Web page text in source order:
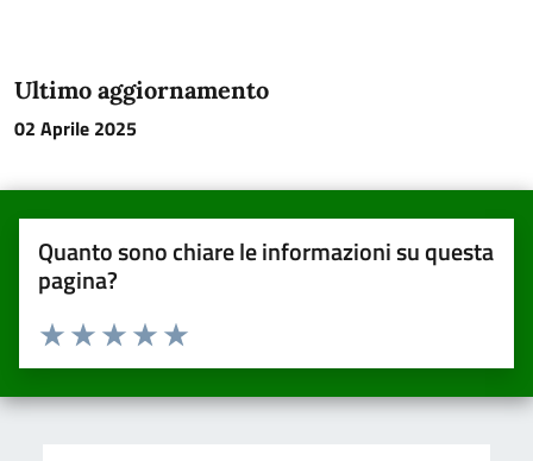
Ultimo aggiornamento
02 Aprile 2025
Quanto sono chiare le informazioni su questa
pagina?
Valuta da 1 a 5 stelle la pagina
Valuta 5 stelle su 5
Valuta 4 stelle su 5
Valuta 3 stelle su 5
Valuta 2 stelle su 5
Valuta una stella su 5